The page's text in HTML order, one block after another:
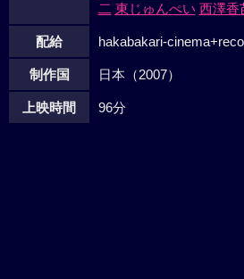
二 東じゅんぺい 西澤香
配給 hakabakari-
制作国 日本（2007）
上映時間 96分